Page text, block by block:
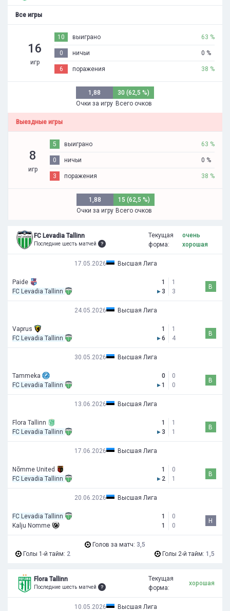
Все игры
16
игр
10 выиграно 63 %
0 ничьи 0 %
6 поражения 38 %
1,88
Очки за игру
30 (62,5 %)
Всего очков
Выездные игры
8
игр
5 выиграно 63 %
0 ничьи 0 %
3 поражения 38 %
1,88
Очки за игру
15 (62,5 %)
Всего очков
FC Levadia Tallinn
Последние шесть матчей
Текущая
форма:
очень
хорошая
17.05.2026 Высшая Лига
Paide
FC Levadia Tallinn
1
▸3
1
3
В
24.05.2026 Высшая Лига
Vaprus
FC Levadia Tallinn
1
▸6
1
4
В
30.05.2026 Высшая Лига
Tammeka
FC Levadia Tallinn
0
▸1
0
0
В
13.06.2026 Высшая Лига
Flora Tallinn
FC Levadia Tallinn
1
▸3
1
1
В
17.06.2026 Высшая Лига
Nõmme United
FC Levadia Tallinn
1
▸ 2
0
1
В
20.06.2026 Высшая Лига
FC Levadia Tallinn
Kalju Nomme
1
1
0
0
Н
Голов за матч: 3,5
Голы 1-й тайм: 2 Голы 2-й тайм: 1,5
Flora Tallinn
Последние шесть матчей
Текущая
форма:
хорошая
10.05.2026 Высшая Лига